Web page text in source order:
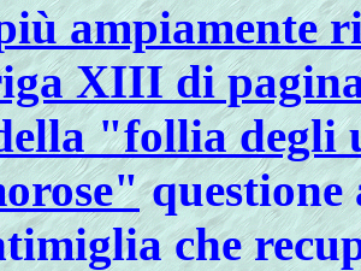
ampiamente
XIII di
"follia degli
questione
che